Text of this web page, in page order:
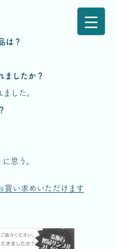
は？
ましたか？
した。
思う。
買い求めいただけます